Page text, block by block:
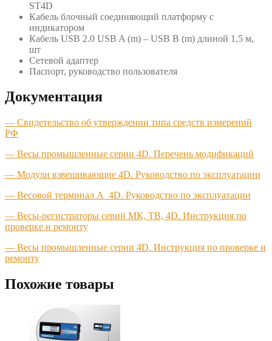
ST4D
Кабель блочный соединяющий платформу с
индикатором
Кабель USB 2.0 USB A (m) – USB B (m) длиной 1,5 м,
шт
Сетевой адаптер
Паспорт, руководство пользователя
Документация
— Свидетельство об утверждении типа средств измерений
РФ
— Весы промышленные серии 4D. Перечень модификаций
— Модули взвешивающие 4D. Руководство по эксплуатации
— Весовой терминал A_4D. Руководство по эксплуатации
— Весы-регистраторы серий МК, ТВ, 4D. Инструкция по
проверке и ремонту
— Весы промышленные серии 4D. Инструкция по проверке и
ремонту
Похожие товары